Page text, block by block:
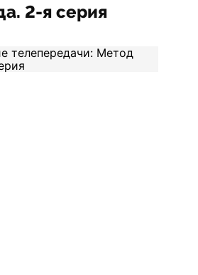
2-я серия